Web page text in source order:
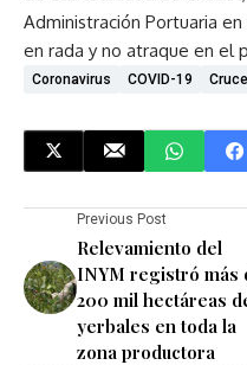
Administración Portuaria
en rada y no atraque en el
Coronavirus COVID-19
Previous Post
Relevamiento del
INYM registró más
200 mil hectáreas
yerbales en toda la
zona productora